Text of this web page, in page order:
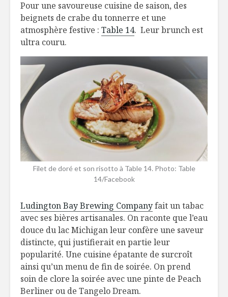
Pour une savoureuse cuisine de saison, des
beignets de crabe du tonnerre et une
atmosphère festive : Table 14. Leur brunch est
ultra couru.
Filet de doré et son risotto à Table 14. Photo: Table
14/Facebook
Ludington Bay Brewing Companyfait un tabac
avec ses bières artisanales. On raconte que l’eau
douce du lac Michigan leur confère une saveur
distincte, qui justifierait en partie leur
popularité. Une cuisine épatante de surcroît
ainsi qu’un menu de fin de soirée. On prend
soin de clore la soirée avec une pinte de Peach
Berliner ou de Tangelo Dream.